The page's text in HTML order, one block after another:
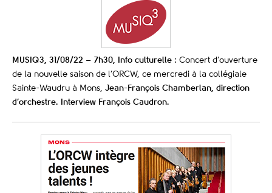
MUSIQ3, 31/08/22 – 7h30, Info culturelle : Concert d’ouverture
de la nouvelle saison de l’ORCW, ce mercredi à la collégiale
Sainte-Waudru à Mons, Jean-François Chamberlan, direction
d’orchestre. Interview François Caudron.